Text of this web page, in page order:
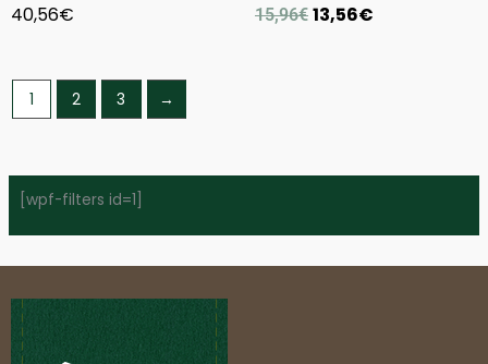
[wpf-filters id=1]
40,56€ 15,96€ 13,56€
1 2 3 →